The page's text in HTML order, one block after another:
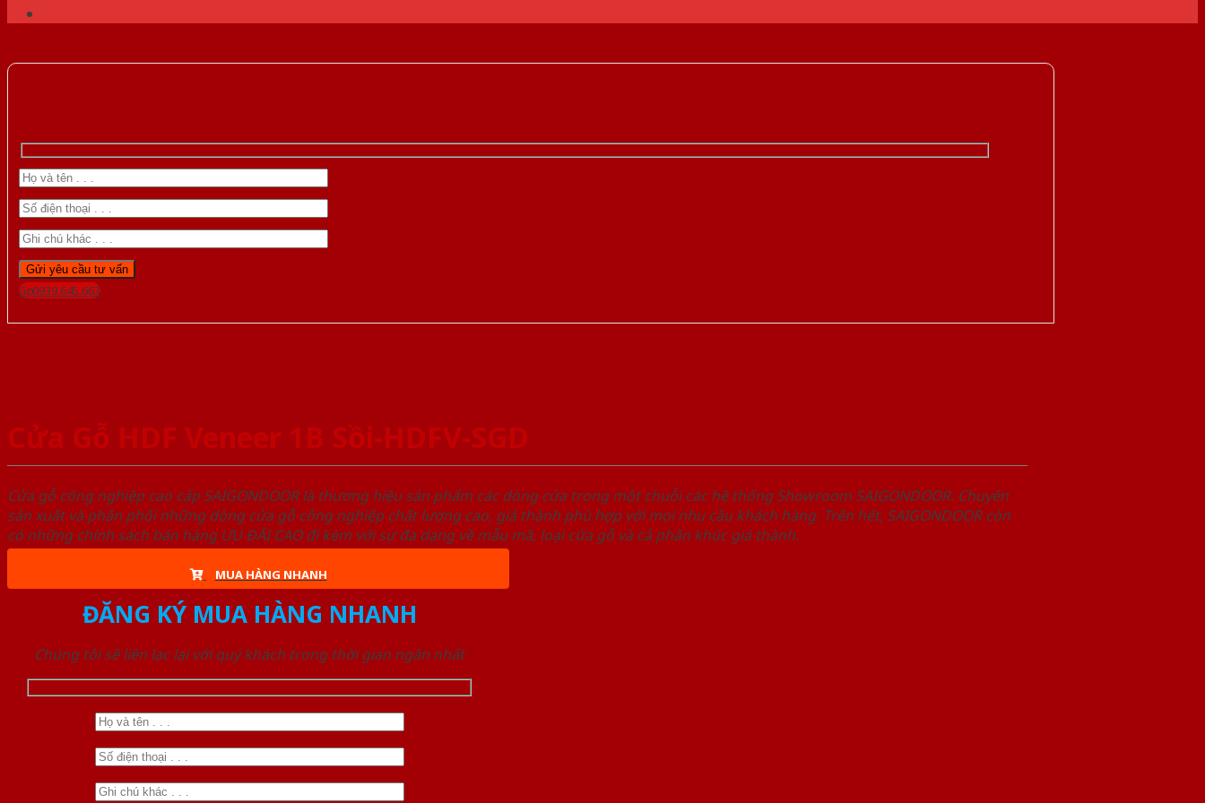
Gọi 0939.645.663
Cửa Gỗ HDF Veneer 1B Sồi-HDFV-SGD
Cửa gỗ công nghiệp cao cấp SAIGONDOOR là thương hiệu sản phẩm các dòng cửa trong một chuỗi các hệ thống Showroom SAIGONDOOR. Chuyên
sản xuất và phân phối những dòng cửa gỗ công nghiệp chất lượng cao, giá thành phù hợp với mọi nhu cầu khách hàng. Trên hết, SAIGONDOOR còn
có những chính sách bán hàng ƯU ĐÃI CAO đi kèm với sự đa dạng về mẫu mã, loại cửa gỗ và cả phân khúc giá thành.
MUA HÀNG NHANH
ĐĂNG KÝ MUA HÀNG NHANH
Chúng tôi sẽ liên lạc lại với quý khách trong thời gian ngắn nhất